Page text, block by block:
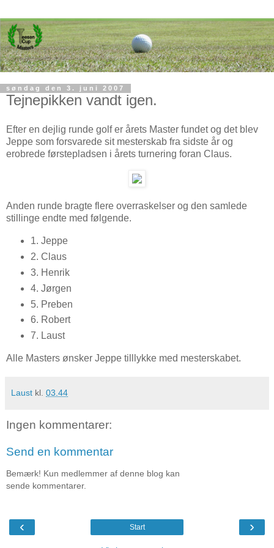
søndag den 3. juni 2007
Tejnepikken vandt igen.
Efter en dejlig runde golf er årets Master fundet og det blev
Jeppe som forsvarede sit mesterskab fra sidste år og
erobrede førstepladsen i årets turnering foran Claus.
Anden runde bragte flere overraskelser og den samlede
stillinge endte med følgende.
1. Jeppe
2. Claus
3. Henrik
4. Jørgen
5. Preben
6. Robert
7. Laust
Alle Masters ønsker Jeppe tilllykke med mesterskabet.
Laust kl. 03.44
Ingen kommentarer:
Send en kommentar
Bemærk! Kun medlemmer af denne blog kan
sende kommentarer.
‹ ›
Start